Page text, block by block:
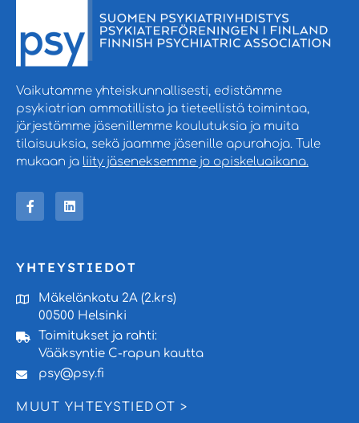
Vaikutamme yhteiskunnallisesti, edistämme
psykiatrian ammatillista ja tieteellistä toimintaa,
järjestämme jäsenillemme koulutuksia ja muita
tilaisuuksia, sekä jaamme jäsenille apurahoja. Tule
mukaan ja liity jäseneksemme jo opiskeluaikana.
YHTEYSTIEDOT
Mäkelänkatu 2A (2.krs)
00500 Helsinki
Toimitukset ja rahti:
Vääksyntie C-rapun kautta
psy@psy.fi
MUUT YHTEYSTIEDOT >